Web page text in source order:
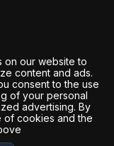
on our website to
content and ads.
consent to the use
of your personal
advertising. By
of cookies and the